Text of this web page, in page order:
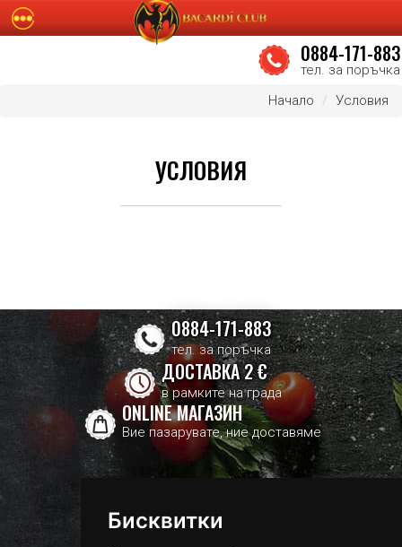
Бисквитки
0884-171-883
тел. за поръчка
Начало
Условия
УСЛОВИЯ
0884-171-883
тел. за поръчка
ДОСТАВКА 2 €
в рамките на града
ONLINE МАГАЗИН
Вие пазарувате, ние доставяме
bacardi_dobrich@abv.bg